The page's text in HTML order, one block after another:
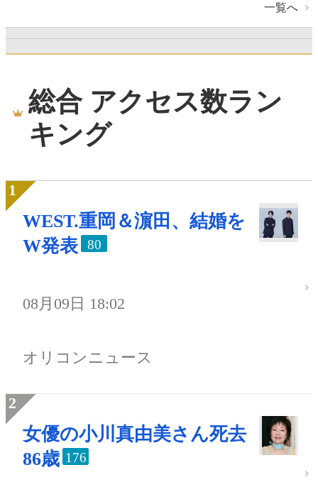
一覧へ
総合 アクセス数ラン
キング
WEST.重岡＆濵田、結婚を
W発表
80
08月09日 18:02
オリコンニュース
女優の小川真由美さん死去
86歳 176